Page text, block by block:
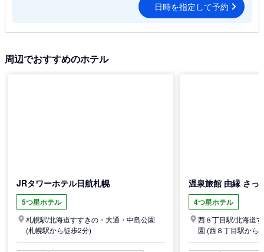
日時を指定して予約
周辺でおすすめのホテル
JRタワーホテル日航札幌
5つ星ホテル
札幌駅/北海道すすきの・大通・中島公園
(札幌駅から徒歩2分)
温泉旅館 由縁 さっ
4つ星ホテル
西８丁目駅/北海道
園 (西８丁目駅から